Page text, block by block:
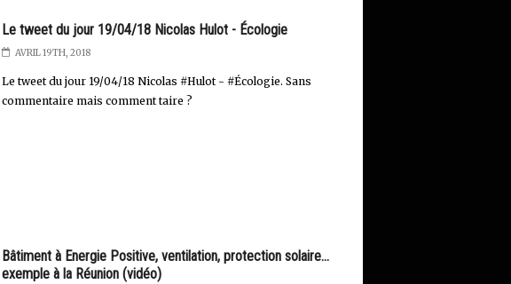
Le tweet du jour 19/04/18 Nicolas Hulot - Écologie
AVRIL 19TH, 2018
Le tweet du jour 19/04/18 Nicolas #Hulot - #Écologie. Sans
commentaire mais comment taire ?
Bâtiment à Energie Positive, ventilation, protection solaire...
exemple à la Réunion (vidéo)